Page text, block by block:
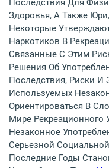
Последствия Для
Здоровья, А Также
Некоторые
Наркотиков В
Связанные С Этим
Решения Об
Последствия, Риски И
Используемых
Ориентироваться В
Мире Рекреационного
Незаконное
Серьезной
Последние Годы